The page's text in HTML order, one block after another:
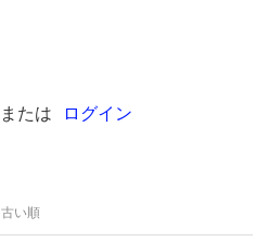
または ログイン
古い順